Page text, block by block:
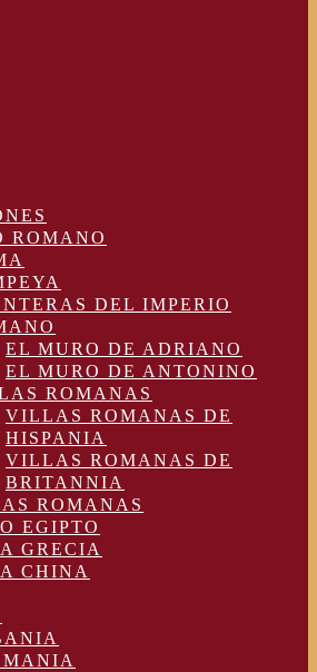
ROMANO
DEL IMPERIO
EL MURO DE ADRIANO
EL MURO DE ANTONINO
ROMANAS
VILLAS ROMANAS DE
HISPANIA
VILLAS ROMANAS DE
BRITANNIA
ROMANAS
EGIPTO
GRECIA
CHINA